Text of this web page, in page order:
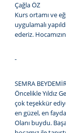
Çağla ÖZ
Kurs ortamı ve
uygulamalı
ederiz.
-
SEMRA
Öncelikle Yıldız
çok teşekkür
en güzel, en
Olanı buydu.